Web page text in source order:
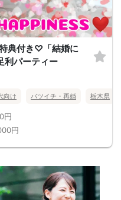
典付き♡「結婚に
利パーティー
向け バツイチ・再婚 栃木県
円
円